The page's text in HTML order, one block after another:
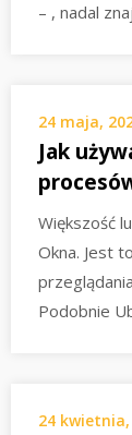
– , nadal
24 maja,
Jak
Większość
Okna. Jest
Podobnie
24 kwietnia,